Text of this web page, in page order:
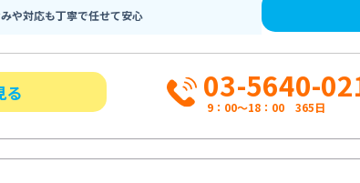
や対応も丁寧で任せて安心
る 03-5640-
9：00～18：00 365日